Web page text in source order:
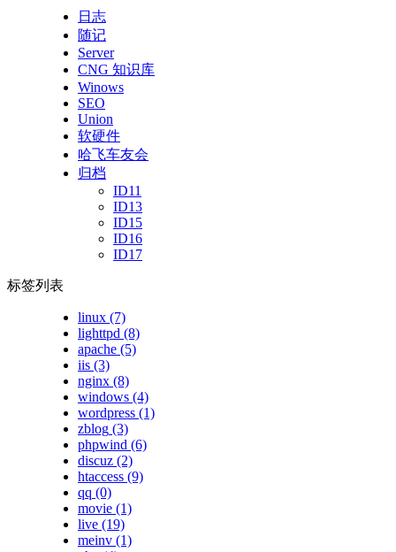
日志
随记
Server
CNG 知识库
Winows
SEO
Union
软硬件
哈飞车友会
归档
ID11
ID13
ID15
ID16
ID17
标签列表
linux (7)
lighttpd (8)
apache (5)
iis (3)
nginx (8)
windows (4)
wordpress (1)
zblog (3)
phpwind (6)
discuz (2)
htaccess (9)
qq (0)
movie (1)
live (19)
meinv (1)